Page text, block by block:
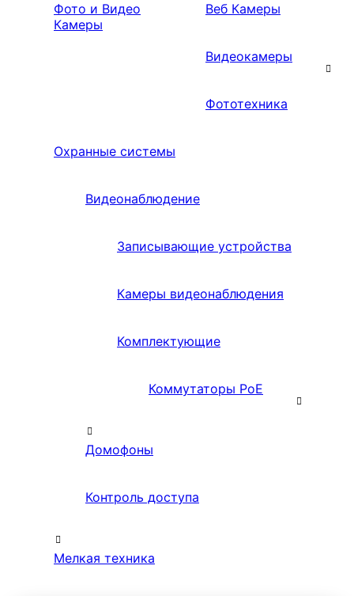
Фото и Видео
Камеры
Веб Камеры
Видеокамеры
Фототехника
Охранные системы
Видеонаблюдение
Записывающие устройства
Камеры видеонаблюдения
Комплектующие
Коммутаторы PoE
Домофоны
Контроль доступа
Мелкая техника